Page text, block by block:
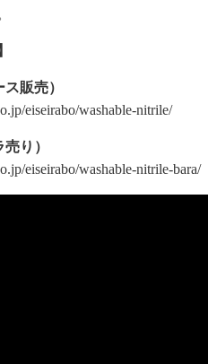
販売）
eiseirabo/washable-nitrile/
り）
eiseirabo/washable-nitrile-bara/